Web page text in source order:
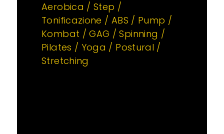
Aerobica / Step /
Tonificazione / ABS / Pump /
Kombat / GAG / Spinning /
Pilates / Yoga / Postural /
Stretching